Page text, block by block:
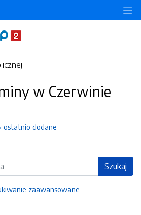
w Czerwinie
ostatnio dodane
Szukaj
zaawansowane